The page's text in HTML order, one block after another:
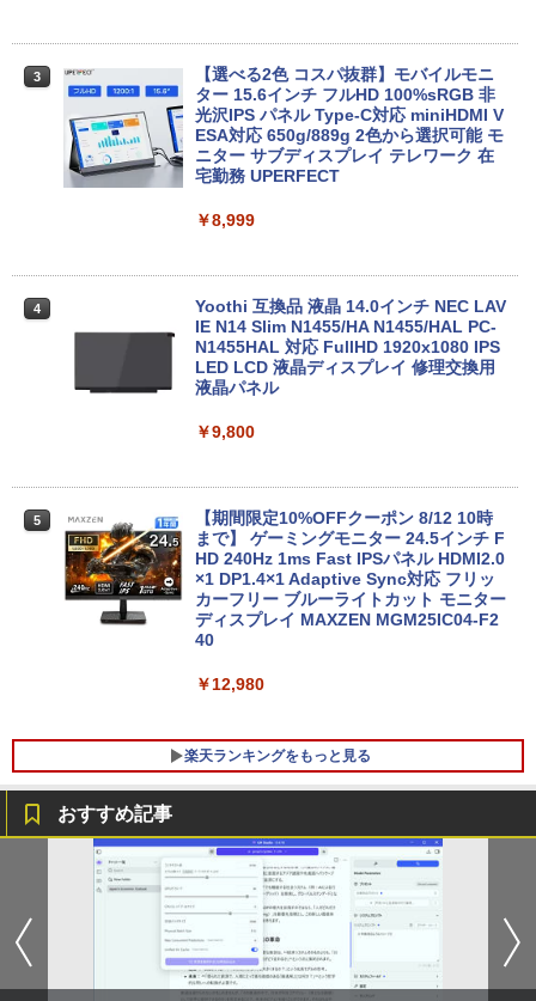
軽量 ブルートゥースHi-Fi 最大36時間再生 ぶ
るーとゅーす コードレス ENCノイズキャン
セリング 自動ペアリング Type-C充電 マイク
付き 防水 タッチ式音量調整 スポーツ/通勤/通
学/WEB会議(ホワイト)
リング ANC 36時間再生
￥3,480
￥250
On My Road (Stadium ver.)
￥250
強炭酸水 ペットボトル 500ミリリットル (Sm
art Basic)
￥1,625
ベルレス 650mlPET×24本
￥572
スーパーの裏でヤニ吸うふたり 9巻 (デジタル
￥21,980
【1500円OFFクーポン】【DVDドライブ
&テンキー】ノートパソコン 中古パソコ
ン 15.6インチ SSD256GB メモリ8GB C
付き Windows11 東芝 dynabook B65
￥21,800
【★最大100%ポイント】【新生活応援・
HD】富士通 LIFEBOOK U939/第8世代 C
SB-C/USB3.1/パソコン 中古PC 中古ノー
トパソコン Windows11
￥25,800
ノートパソコン 新品 14インチ Office搭
モリ 12GB SSD 128GB 256GB 512GB 1
￥29,800
【エントリーでポイント100％還元のチ
ャンス】GMKtec G5S ミニpc 【Intel N
5095 DDR5 8GB 128GB SSD】mini pc
Windows11 Pro 超軽量 4コア/4スレッド
2.9GHz ミニパソコン M.2 2242 SATA WI
トップPC NucBox みにpc 省エネ オフィ
￥46,248
Office2024付き デスクトップPC デスク
トップ パソコン ビジネス 第14世代 core
SSD 128GB～2TB メモリ8GB～32GB 2
み
￥45,700
★レノボ / Lenovo ThinkCentre M70q
Tiny Gen 5 12TES7DK00 (Windows 11
GB/SSD:256GB)【デスクトップパソコ
￥139,500
3
【選べる2色 コスパ抜群】モバイルモニ
ター 15.6インチ フルHD 100%sRGB 非
光沢IPS パネル Type-C対応 miniHDMI V
ESA対応 650g/889g 2色から選択可能 モ
ニター サブディスプレイ テレワーク 在
宅勤務 UPERFECT
￥8,999
4
Yoothi 互換品 液晶 14.0インチ NEC LAV
IE N14 Slim N1455/HA N1455/HAL PC-
N1455HAL 対応 FullHD 1920x1080 IPS
LED LCD 液晶ディスプレイ 修理交換用
液晶パネル
￥9,800
5
【期間限定10%OFFクーポン 8/12 10時
まで】 ゲーミングモニター 24.5インチ F
HD 240Hz 1ms Fast IPSパネル HDMI2.0
×1 DP1.4×1 Adaptive Sync対応 フリッ
カーフリー ブルーライトカット モニター
ディスプレイ MAXZEN MGM25IC04-F2
40
￥12,980
楽天ランキングをもっと見る
YOGAポーズの教科書 [ 綿本彰 ]
￥2,090
おすすめ記事